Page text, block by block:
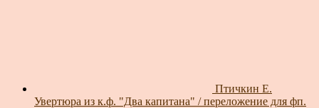
Птичкин Е.
Увертюра из к.ф. "Два капитана" / переложение для фп.